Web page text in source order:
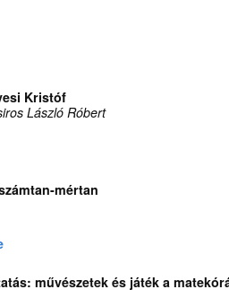
Kristóf
László Róbert
mértan
művészetek és játék a